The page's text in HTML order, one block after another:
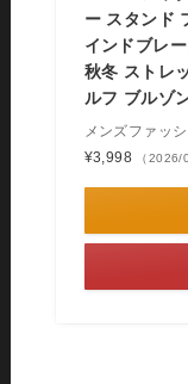
ー スタンド
インドブレ
秋冬 ストレ
ルフ ブルゾ
メンズファッ
¥3,998
（